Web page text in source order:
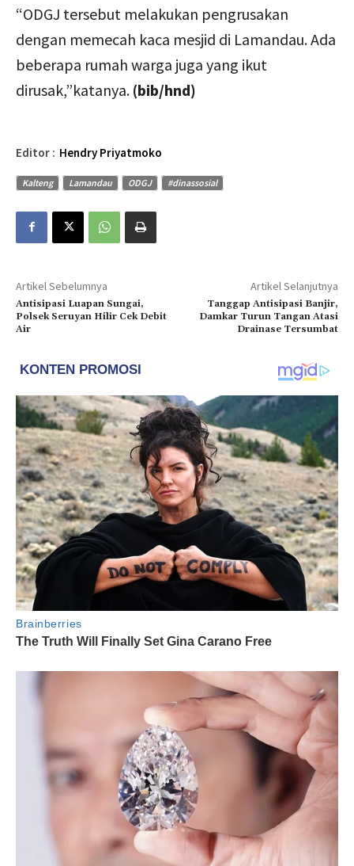
“ODGJ tersebut melakukan pengrusakan
dengan memecah kaca mesjid di Lamandau. Ada
beberapa rumah warga juga yang ikut
dirusak,”katanya. (bib/hnd)
Editor : Hendry Priyatmoko
Kalteng Lamandau ODGJ #dinassosial
Artikel Sebelumnya
Antisipasi Luapan Sungai,
Polsek Seruyan Hilir Cek Debit
Air
Artikel Selanjutnya
Tanggap Antisipasi Banjir,
Damkar Turun Tangan Atasi
Drainase Tersumbat